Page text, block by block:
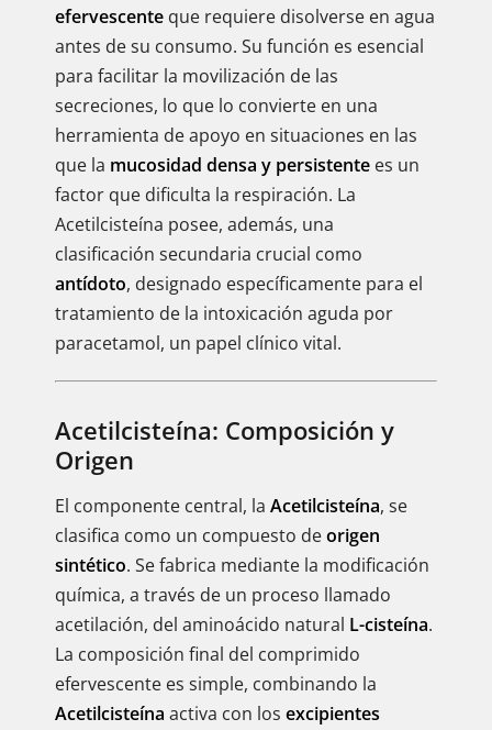
efervescente que requiere disolverse en agua
antes de su consumo. Su función es esencial
para facilitar la movilización de las
secreciones, lo que lo convierte en una
herramienta de apoyo en situaciones en las
que la mucosidad densa y persistente es un
factor que dificulta la respiración. La
Acetilcisteína posee, además, una
clasificación secundaria crucial como
antídoto, designado específicamente para el
tratamiento de la intoxicación aguda por
paracetamol, un papel clínico vital.
Acetilcisteína: Composición y
Origen
El componente central, la Acetilcisteína, se
clasifica como un compuesto deorigen
sintético. Se fabrica mediante la modificación
química, a través de un proceso llamado
acetilación, del aminoácido natural L-cisteína.
La composición final del comprimido
efervescente es simple, combinando la
Acetilcisteína activa con los excipientes